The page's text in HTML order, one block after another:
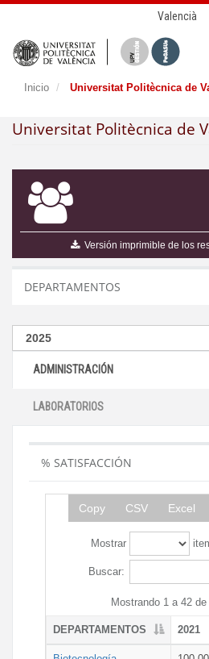
Valencià
Inicio Universitat Politècnica de
Universitat Politècnica de
Versión imprimible de los
DEPARTAMENTOS
ADMINISTRACIÓN
LABORATORIOS
% SATISFACCIÓN
Copy CSV Excel
Mostrar
Buscar:
Mostrando 1 a 42
DEPARTAMENTOS 2021